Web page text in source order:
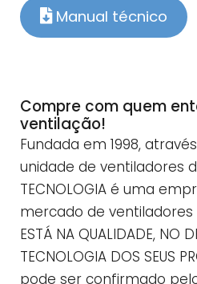
Manual técnico
Compre com quem
ventilação!
Fundada em 1998,
unidade de ventiladores
TECNOLOGIA é uma
mercado de ventiladores
ESTÁ NA QUALIDADE, NO
TECNOLOGIA DOS SEUS
pode ser confirmado